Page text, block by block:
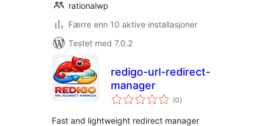
rationalwp
Færre enn 10 aktive installasjoner
Testet med 7.0.2
redigo-url-redirect-
manager
(0totale
vurderinger
)
Fast and lightweight redirect manager